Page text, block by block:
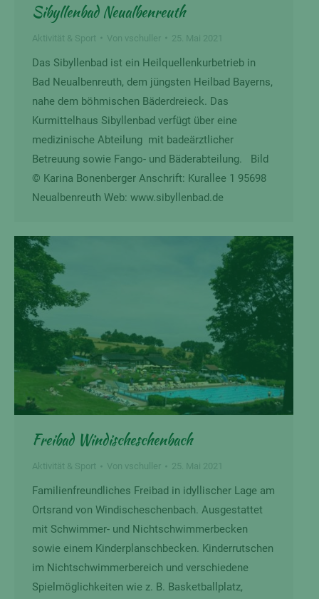
Sibyllenbad Neualbenreuth
Aktivität & Sport Von vschuller 25. Mai 2021
Das Sibyllenbad ist ein Heilquellenkurbetrieb in
Bad Neualbenreuth, dem jüngsten Heilbad Bayerns,
nahe dem böhmischen Bäderdreieck. Das
Kurmittelhaus Sibyllenbad verfügt über eine
medizinische Abteilung mit badeärztlicher
Betreuung sowie Fango- und Bäderabteilung. Bild
© Karina Bonenberger Anschrift: Kurallee 1 95698
Neualbenreuth Web: www.sibyllenbad.de
Freibad Windischeschenbach
Aktivität & Sport Von vschuller 25. Mai 2021
Familienfreundliches Freibad in idyllischer Lage am
Ortsrand von Windischeschenbach. Ausgestattet
mit Schwimmer- und Nichtschwimmerbecken
sowie einem Kinderplanschbecken. Kinderrutschen
im Nichtschwimmerbereich und verschiedene
Spielmöglichkeiten wie z. B. Basketballplatz,